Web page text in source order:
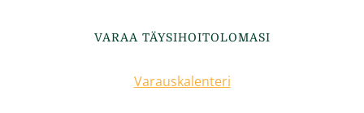
VARAA TÄYSIHOITOLOMASI
Varauskalenteri